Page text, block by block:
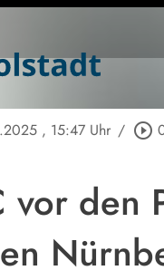
, 15:47 Uhr / play_circle_outline
vor den